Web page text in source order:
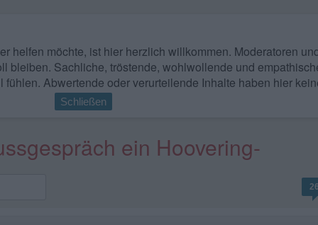
helfen möchte, ist hier herzlich willkommen. Moderatoren
bleiben. Sachliche, tröstende, wohlwollende und
Abwertende oder verurteilende Inhalte haben hier
Schließen
ein Hoovering-